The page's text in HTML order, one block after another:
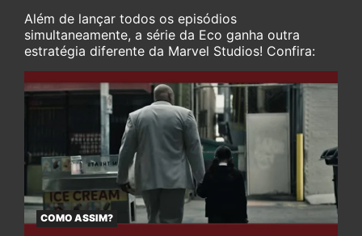
Além de lançar todos os episódios
simultaneamente, a série da Eco ganha outra
estratégia diferente da Marvel Studios! Confira:
COMO ASSIM?